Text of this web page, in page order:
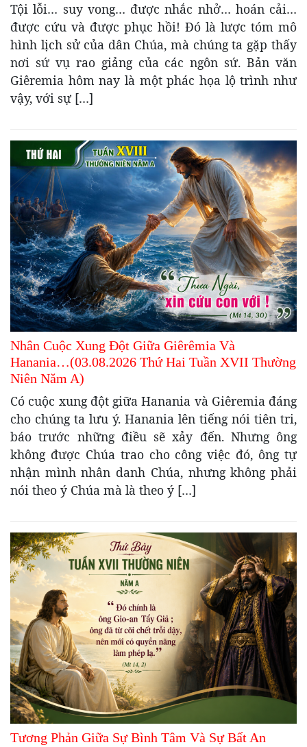
Tội lỗi… suy vong… được nhắc nhở… hoán cải…
được cứu và được phục hồi! Đó là lược tóm mô
hình lịch sử của dân Chúa, mà chúng ta gặp thấy
nơi sứ vụ rao giảng của các ngôn sứ. Bản văn
Giêremia hôm nay là một phác họa lộ trình như
vậy, với sự […]
Nhân Cuộc Xung Đột Giữa Giêrêmia Và
Hanania…(03.08.2026 Thứ Hai Tuần XVII Thường
Niên Năm A)
Có cuộc xung đột giữa Hanania và Giêremia đáng
cho chúng ta lưu ý. Hanania lên tiếng nói tiên tri,
báo trước những điều sẽ xảy đến. Nhưng ông
không được Chúa trao cho công việc đó, ông tự
nhận mình nhân danh Chúa, nhưng không phải
nói theo ý Chúa mà là theo ý […]
Tương Phản Giữa Sự Bình Tâm Và Sự Bất An